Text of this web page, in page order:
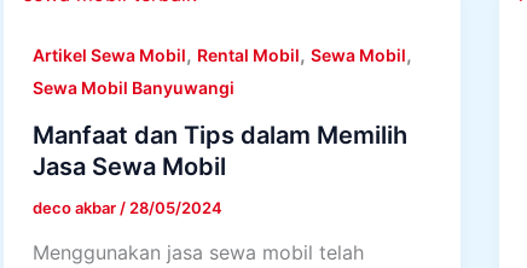
Artikel Sewa Mobil, Rental Mobil, Sewa Mobil,
Sewa Mobil Banyuwangi
Manfaat dan Tips dalam Memilih
Jasa Sewa Mobil
deco akbar / 28/05/2024
Menggunakan jasa sewa mobil telah